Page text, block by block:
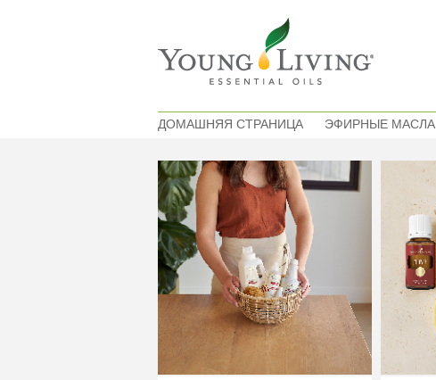
ДОМАШНЯЯ СТРАНИЦА ЭФИРНЫЕ МАСЛА